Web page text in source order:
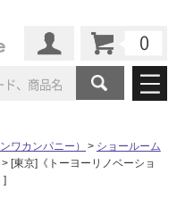
ル
ワカンパニー）
ショールーム
[東京]《トーヨーリノベーショ
]